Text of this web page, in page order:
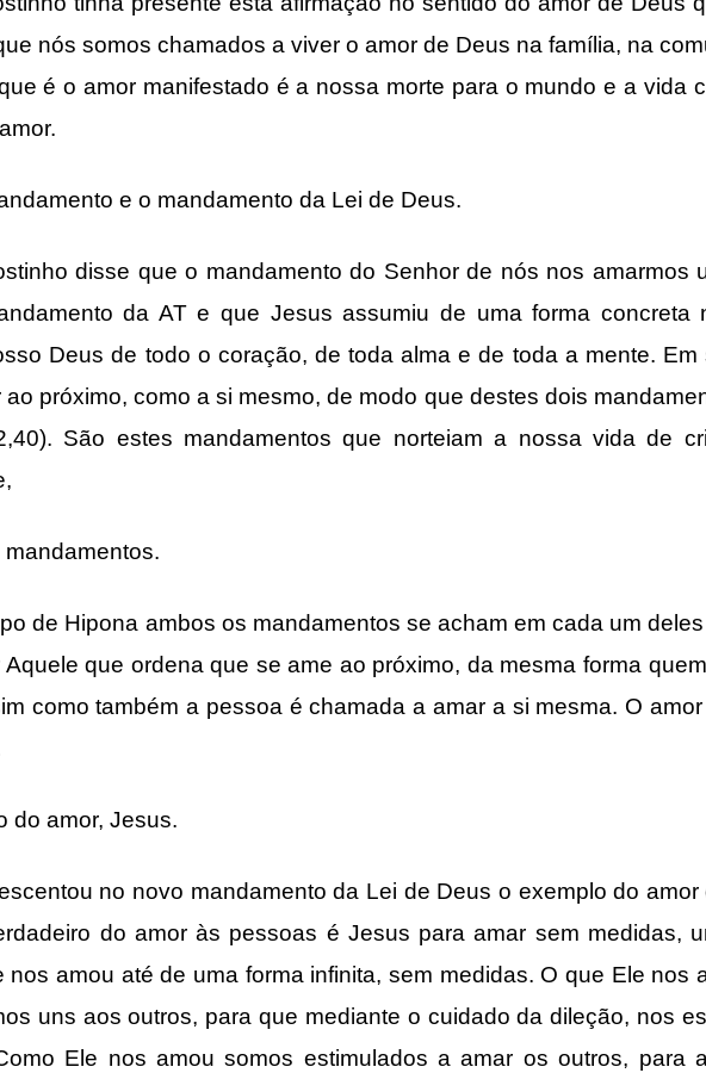
nós somos chamados a viver o amor de Deus na família, na
é o amor manifestado é a nossa morte para o mundo e a vida
e o mandamento da Lei de Deus.
disse que o mandamento do Senhor de nós nos amarmos
da AT e que Jesus assumiu de uma forma
Deus de todo o coração, de toda alma e de toda a mente.
ao próximo, como a si mesmo, de modo que destes dois
São estes mandamentos que norteiam a nossa vida de
de Hipona ambos os mandamentos se acham em cada um
que ordena que se ame ao próximo, da mesma forma
como também a pessoa é chamada a amar a si mesma. O
do amor, Jesus.
no novo mandamento da Lei de Deus o exemplo do
do amor às pessoas é Jesus para amar sem medidas,
nos amou até de uma forma infinita, sem medidas. O que Ele nos
uns aos outros, para que mediante o cuidado da dileção, nos
Ele nos amou somos estimulados a amar os outros, para